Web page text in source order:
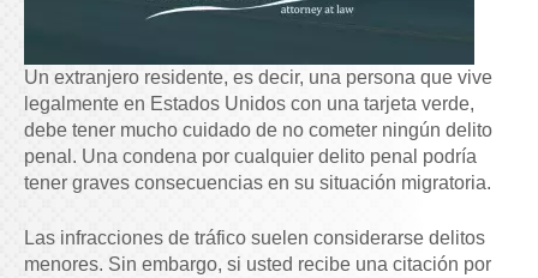
Un extranjero residente, es decir, una persona que vive
legalmente en Estados Unidos con una tarjeta verde,
debe tener mucho cuidado de no cometer ningún delito
penal. Una condena por cualquier delito penal podría
tener graves consecuencias en su situación migratoria.
Las infracciones de tráfico suelen considerarse delitos
menores. Sin embargo, si usted recibe una citación por